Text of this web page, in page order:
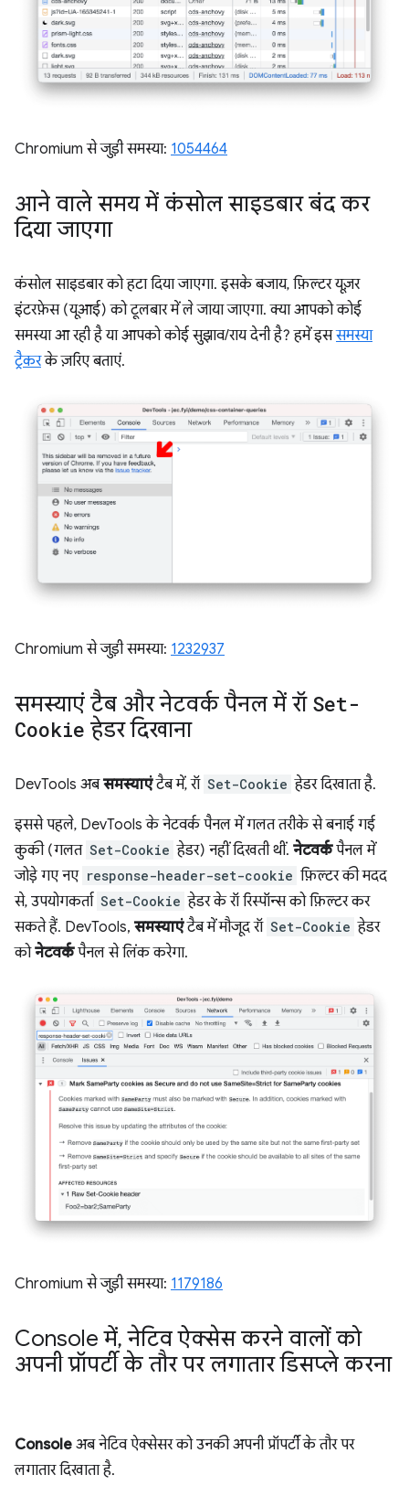
Chromium से जुड़ी समस्या: 1054464
आने वाले समय में कंसोल साइडबार बंद कर
दिया जाएगा
कंसोल साइडबार को हटा दिया जाएगा. इसके बजाय, फ़िल्टर यूज़र
इंटरफ़ेस (यूआई) को टूलबार में ले जाया जाएगा. क्या आपको कोई
समस्या आ रही है या आपको कोई सुझाव/राय देनी है? हमें इससमस्या
ट्रैकरके ज़रिए बताएं.
Chromium से जुड़ी समस्या: 1232937
समस्याएं टैब और नेटवर्क पैनल में रॉ Set-
Cookie हेडर दिखाना
DevTools अबसमस्याएंटैब में, रॉ Set-Cookie हेडर दिखाता है.
इससे पहले, DevTools के नेटवर्क पैनल में गलत तरीके से बनाई गई
कुकी (गलत Set-Cookie हेडर) नहीं दिखती थीं. नेटवर्कपैनल में
जोड़े गए नए response-header-set-cookie फ़िल्टर की मदद
से, उपयोगकर्ता Set-Cookie हेडर के रॉ रिस्पॉन्स को फ़िल्टर कर
सकते हैं. DevTools, समस्याएंटैब में मौजूद रॉ Set-Cookie हेडर
कोनेटवर्कपैनल से लिंक करेगा.
Chromium से जुड़ी समस्या: 1179186
Console में, नेटिव ऐक्सेस करने वालों को
अपनी प्रॉपर्टी के तौर पर लगातार डिसप्ले करना
Console अब नेटिव ऐक्सेसर को उनकी अपनी प्रॉपर्टी के तौर पर
लगातार दिखाता है.